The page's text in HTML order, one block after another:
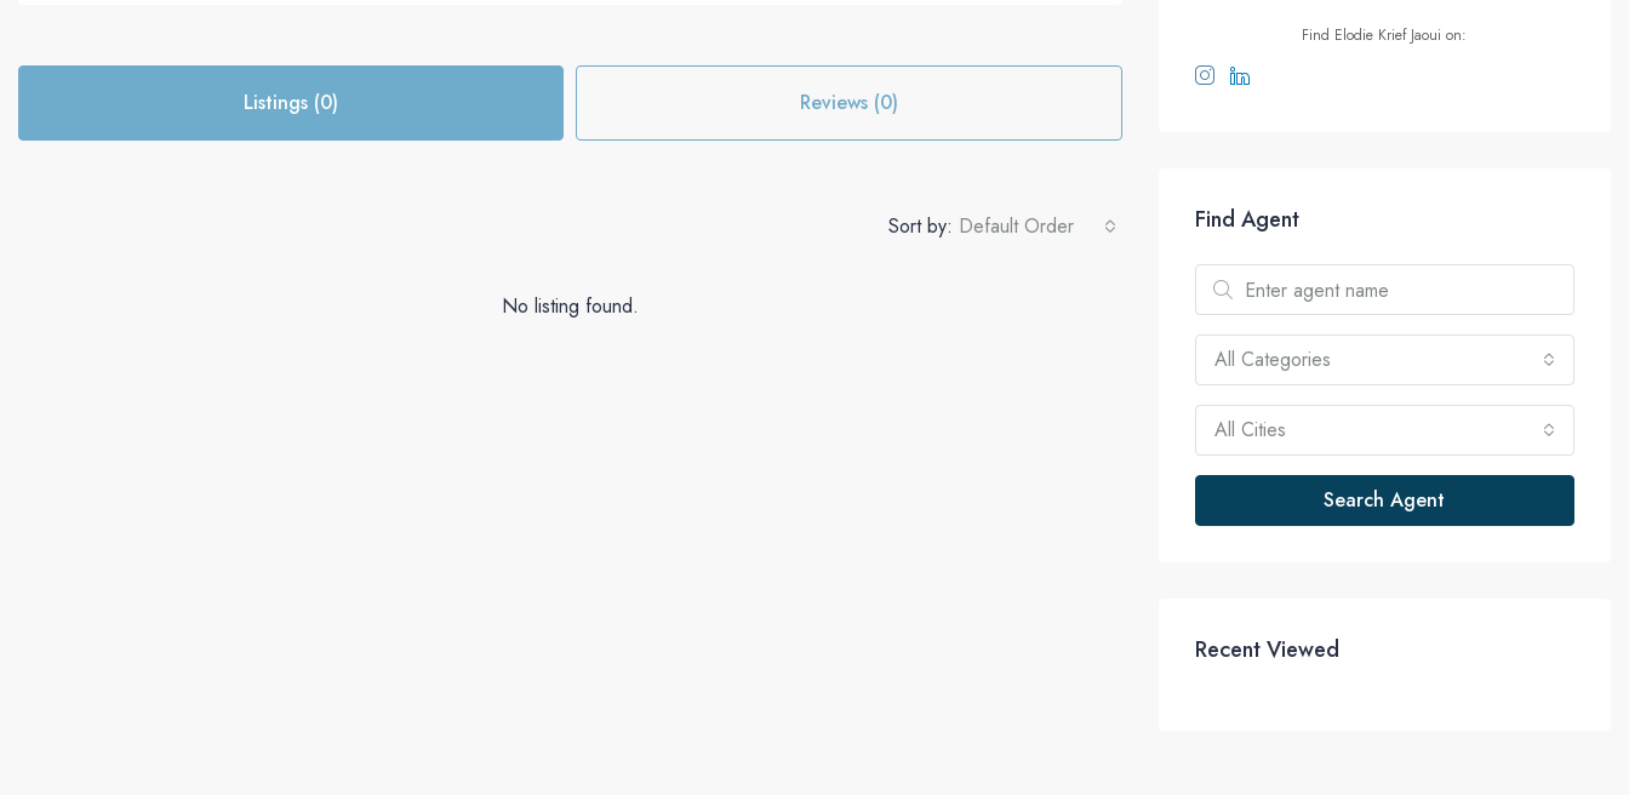
Listings (0) Reviews (0)
Sort by: Default Order
No listing found.
Find Elodie Krief Jaoui on:
Find Agent
All Categories
All Cities
Search Agent
Recent Viewed